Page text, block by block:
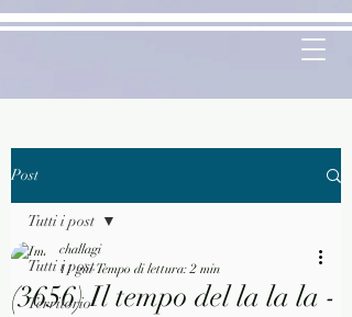
Post
Tutti i post
Territorio
Tutti i post
(3656) Il tempo del la la la -
challagi
11 giu Tempo di lettura: 2 min